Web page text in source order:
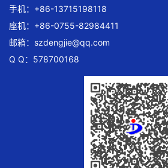
手机：+86-13715198118
座机：+86-0755-82984411
邮箱： szdengjie@qq.com
Q Q：578700168